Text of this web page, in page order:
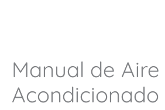
Manual de Aire
Acondicionado